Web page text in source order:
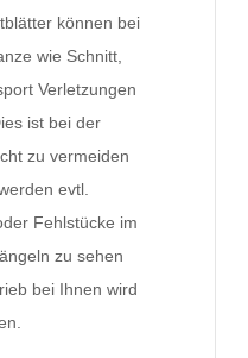
können bei
wie Schnitt,
Verletzungen
ist bei der
zu vermeiden
evtl.
Fehlstücke im
zu sehen
bei Ihnen wird